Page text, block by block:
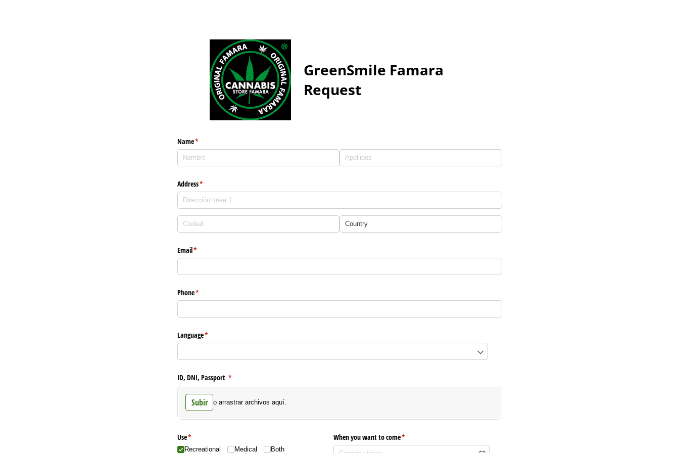
GreenSmile Famara
Request
Name*
(necesario)
Address*
(necesario)
Email*
(necesario)
Phone*
(necesario)
Language*
(necesario)
ID, DNI, Passport *
(necesario)
Subir o arrastrar archivos aquí.
Use*
(necesario)
Recreational Medical Both
When you want to come*
(necesario)